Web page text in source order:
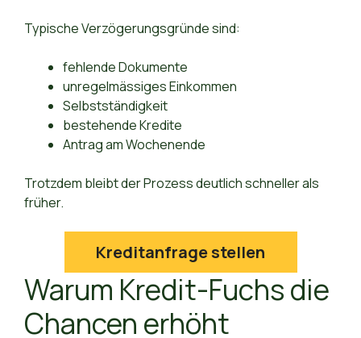
Typische Verzögerungsgründe sind:
fehlende Dokumente
unregelmässiges Einkommen
Selbstständigkeit
bestehende Kredite
Antrag am Wochenende
Trotzdem bleibt der Prozess deutlich schneller als
früher.
Kreditanfrage stellen
Warum Kredit-Fuchs die
Chancen erhöht